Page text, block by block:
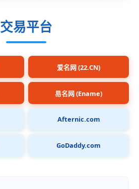
交易平台
爱名网 (22.CN)
易名网 (Ename)
Afternic.com
GoDaddy.com